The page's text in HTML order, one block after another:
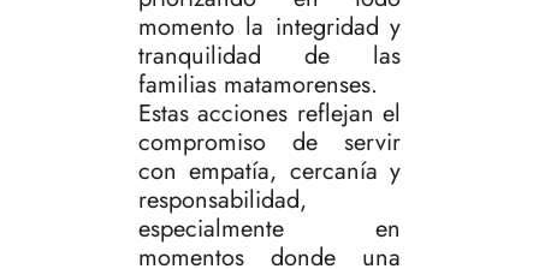
momento la integridad y
tranquilidad de las
familias matamorenses.
Estas acciones reflejan el
compromiso de servir
con empatía, cercanía y
responsabilidad,
especialmente en
momentos donde una